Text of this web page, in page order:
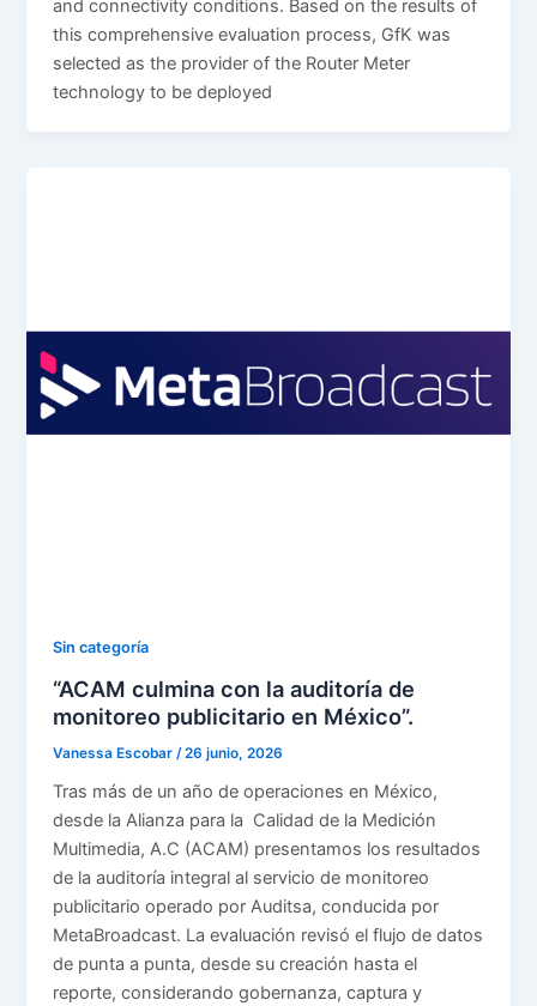
and connectivity conditions. Based on the results of
this comprehensive evaluation process, GfK was
selected as the provider of the Router Meter
technology to be deployed
Sin categoría
“ACAM culmina con la auditoría de
monitoreo publicitario en México”.
Vanessa Escobar /26 junio, 2026
Tras más de un año de operaciones en México,
desde la Alianza para la Calidad de la Medición
Multimedia, A.C (ACAM) presentamos los resultados
de la auditoría integral al servicio de monitoreo
publicitario operado por Auditsa, conducida por
MetaBroadcast. La evaluación revisó el flujo de datos
de punta a punta, desde su creación hasta el
reporte, considerando gobernanza, captura y